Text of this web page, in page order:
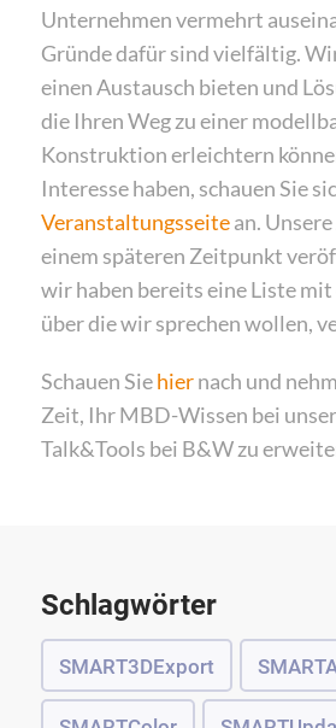
Unternehmen vermehrt
Gründe dafür sind vielfältig.
einen Austausch bieten und
die Ihren Weg zu einer
Konstruktion erleichtern
Interesse haben, schauen Sie
Veranstaltungsseitean.
einem späteren Zeitpunkt
wir haben bereits eine Liste mit
über die wir sprechen wollen,
Schauen Siehiernach und
Zeit, Ihr MBD-Wissen bei
Talk&Tools bei B&W zu
Schlagwörter
SMART3DExport